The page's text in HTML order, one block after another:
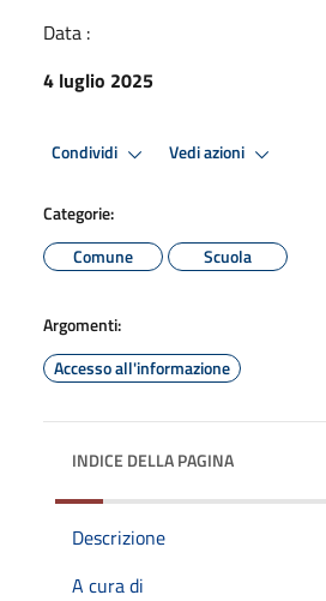
Data :
4 luglio 2025
Condividi Vedi azioni
Categorie:
Comune
Scuola
Argomenti:
Accesso all'informazione
INDICE DELLA PAGINA
Descrizione
A cura di